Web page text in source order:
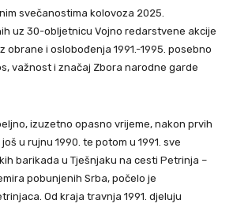
svečanostima kolovoza 2025.
uz 30-obljetnicu Vojno redarstvene akcije
obrane i oslobođenja 1991.-1995. posebno
važnost i značaj Zbora narodne garde
izuzetno opasno vrijeme, nakon prvih
u rujnu 1990. te potom u 1991. sve
barikada u Tješnjaku na cesti Petrinja –
pobunjenih Srba, počelo je
Od kraja travnja 1991. djeluju